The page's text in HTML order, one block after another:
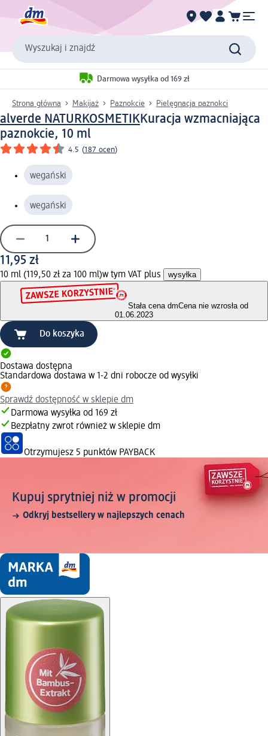
Wyszukaj i znajdź
Darmowa wysyłka od 169 zł
Strona główna Makijaż Paznokcie Pielęgnacja paznokci
alverde NATURKOSMETIKKuracja wzmacniająca
paznokcie, 10 ml
4.5 (187 ocen)
wegański
wegański
11,95 zł
10 ml (119,50 zł za 100 ml)w tym VAT plus wysyłka
Stała cena dmCena nie wzrosła od
01.06.2023
Do koszyka
Dostawa dostępna
Standardowa dostawa w 1-2 dni robocze od wysyłki
Sprawdź dostępność w sklepie dm
Darmowa wysyłka od 169 zł
Bezpłatny zwrot również w sklepie dm
Otrzymujesz 5 punktów PAYBACK
Kupuj sprytniej niż w promocji
Odkryj bestsellery w najlepszych cenach